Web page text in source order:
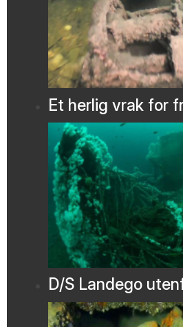
Et herlig vrak for
D/S Landego